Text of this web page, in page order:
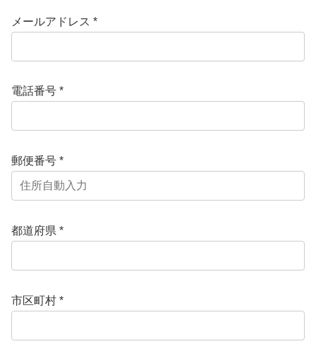
メールアドレス *
電話番号 *
郵便番号 *
都道府県 *
市区町村 *